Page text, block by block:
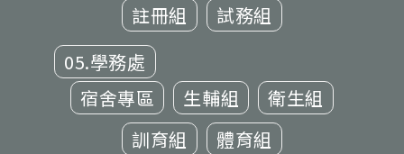
註冊組
試務組
05.學務處
宿舍專區
生輔組
衛生組
訓育組
體育組